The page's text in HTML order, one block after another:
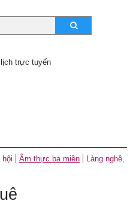
hội Ẩm thực ba miền
Làng nghề,